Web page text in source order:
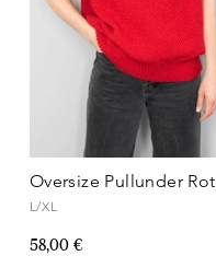
Oversize Pullunder Rot
L/XL
58,00 €